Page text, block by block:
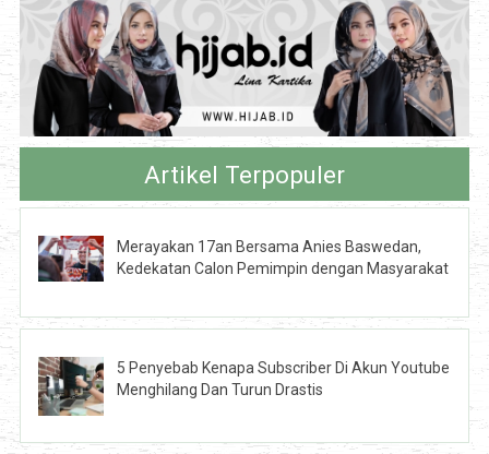
Artikel Terpopuler
Merayakan 17an Bersama Anies Baswedan,
Kedekatan Calon Pemimpin dengan Masyarakat
5 Penyebab Kenapa Subscriber Di Akun Youtube
Menghilang Dan Turun Drastis